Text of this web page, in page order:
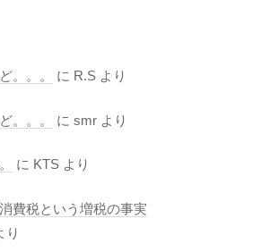
。。。 に R.S より
。。。 にsmr より
に KTS より
費税という増税の事実
り